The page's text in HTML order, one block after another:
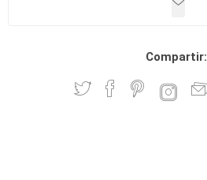
Compartir: